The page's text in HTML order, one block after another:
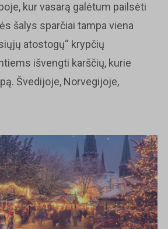
kur vasarą galėtum pailsėti
šalys sparčiai tampa viena
atostogų“ krypčių
išvengti karščių, kurie
Švedijoje, Norvegijoje,